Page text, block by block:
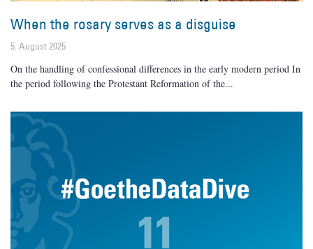
When the rosary serves as a disguise
5. August 2025
On the handling of confessional differences in the early modern period In
the period following the Protestant Reformation of the